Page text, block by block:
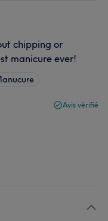
chipping or
manicure ever!
Avis vérifié